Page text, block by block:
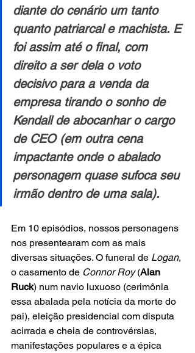
diante do cenário um tanto
quanto patriarcal e machista. E
foi assim até o final, com
direito a ser dela o voto
decisivo para a venda da
empresa tirando o sonho de
Kendall de abocanhar o cargo
de CEO (em outra cena
impactante onde o abalado
personagem quase sufoca seu
irmão dentro de uma sala).
Em 10 episódios, nossos personagens
nos presentearam com as mais
diversas situações. O funeral de Logan,
o casamento de Connor Roy (Alan
Ruck) num navio luxuoso (cerimônia
essa abalada pela notícia da morte do
pai), eleição presidencial com disputa
acirrada e cheia de controvérsias,
manifestações populares e a épica